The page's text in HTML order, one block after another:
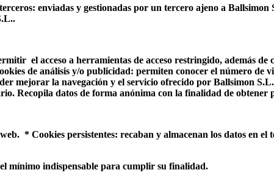
enviadas y gestionadas por un tercero ajeno a Ballsimon
el acceso a herramientas de acceso restringido, además de
de análisis y/o publicidad: permiten conocer el número de
mejorar la navegación y el servicio ofrecido por Ballsimon
Recopila datos de forma anónima con la finalidad de obtener
* Cookies persistentes: recaban y almacenan los datos en
mínimo indispensable para cumplir su finalidad.